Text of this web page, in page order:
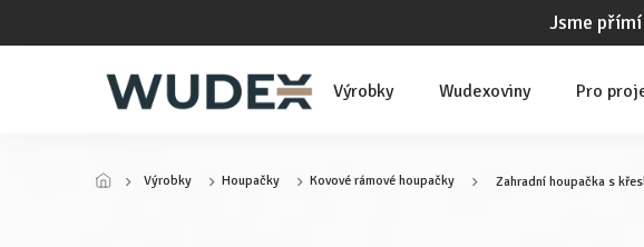
obsah
Jsme
Výrobky Wudexoviny Pro
Výrobky Houpačky Kovové rámové houpačky Zahradní houpačka s